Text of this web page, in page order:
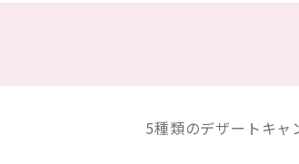
5種類のデザートキャ